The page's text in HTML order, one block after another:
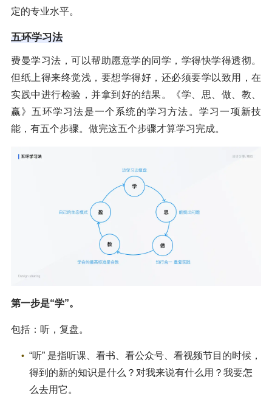
定的专业水平。
五环学习法
费曼学习法，可以帮助愿意学的同学，学得快学得透彻。
但纸上得来终觉浅，要想学得好，还必须要学以致用，在
实践中进行检验，并拿到好的结果。《学、思、做、教、
赢》五环学习法是一个系统的学习方法。学习一项新技
能，有五个步骤。做完这五个步骤才算学习完成。
第一步是“学”。
包括：听，复盘。
“听” 是指听课、看书、看公众号、看视频节目的时候，
得到的新的知识是什么？对我来说有什么用？我要怎
么去用它。